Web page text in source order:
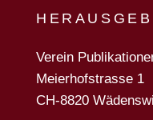
Verein
Meierhofstrasse 1
CH-8820